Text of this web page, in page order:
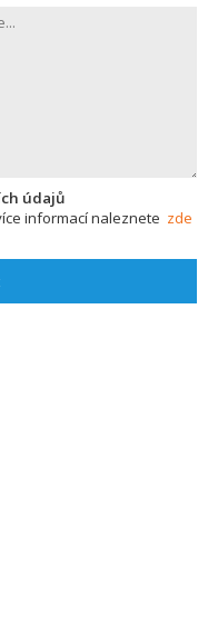
údajů
informací naleznete zde